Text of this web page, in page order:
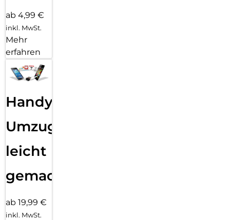
ab 4,99 €
inkl. MwSt.
Mehr
erfahren
Handy
Umzug
leicht
gemacht!
ab 19,99 €
inkl. MwSt.